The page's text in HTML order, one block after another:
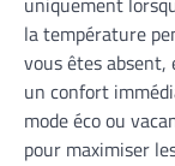
la température
vous êtes
un confort
mode éco ou
pour maximiser